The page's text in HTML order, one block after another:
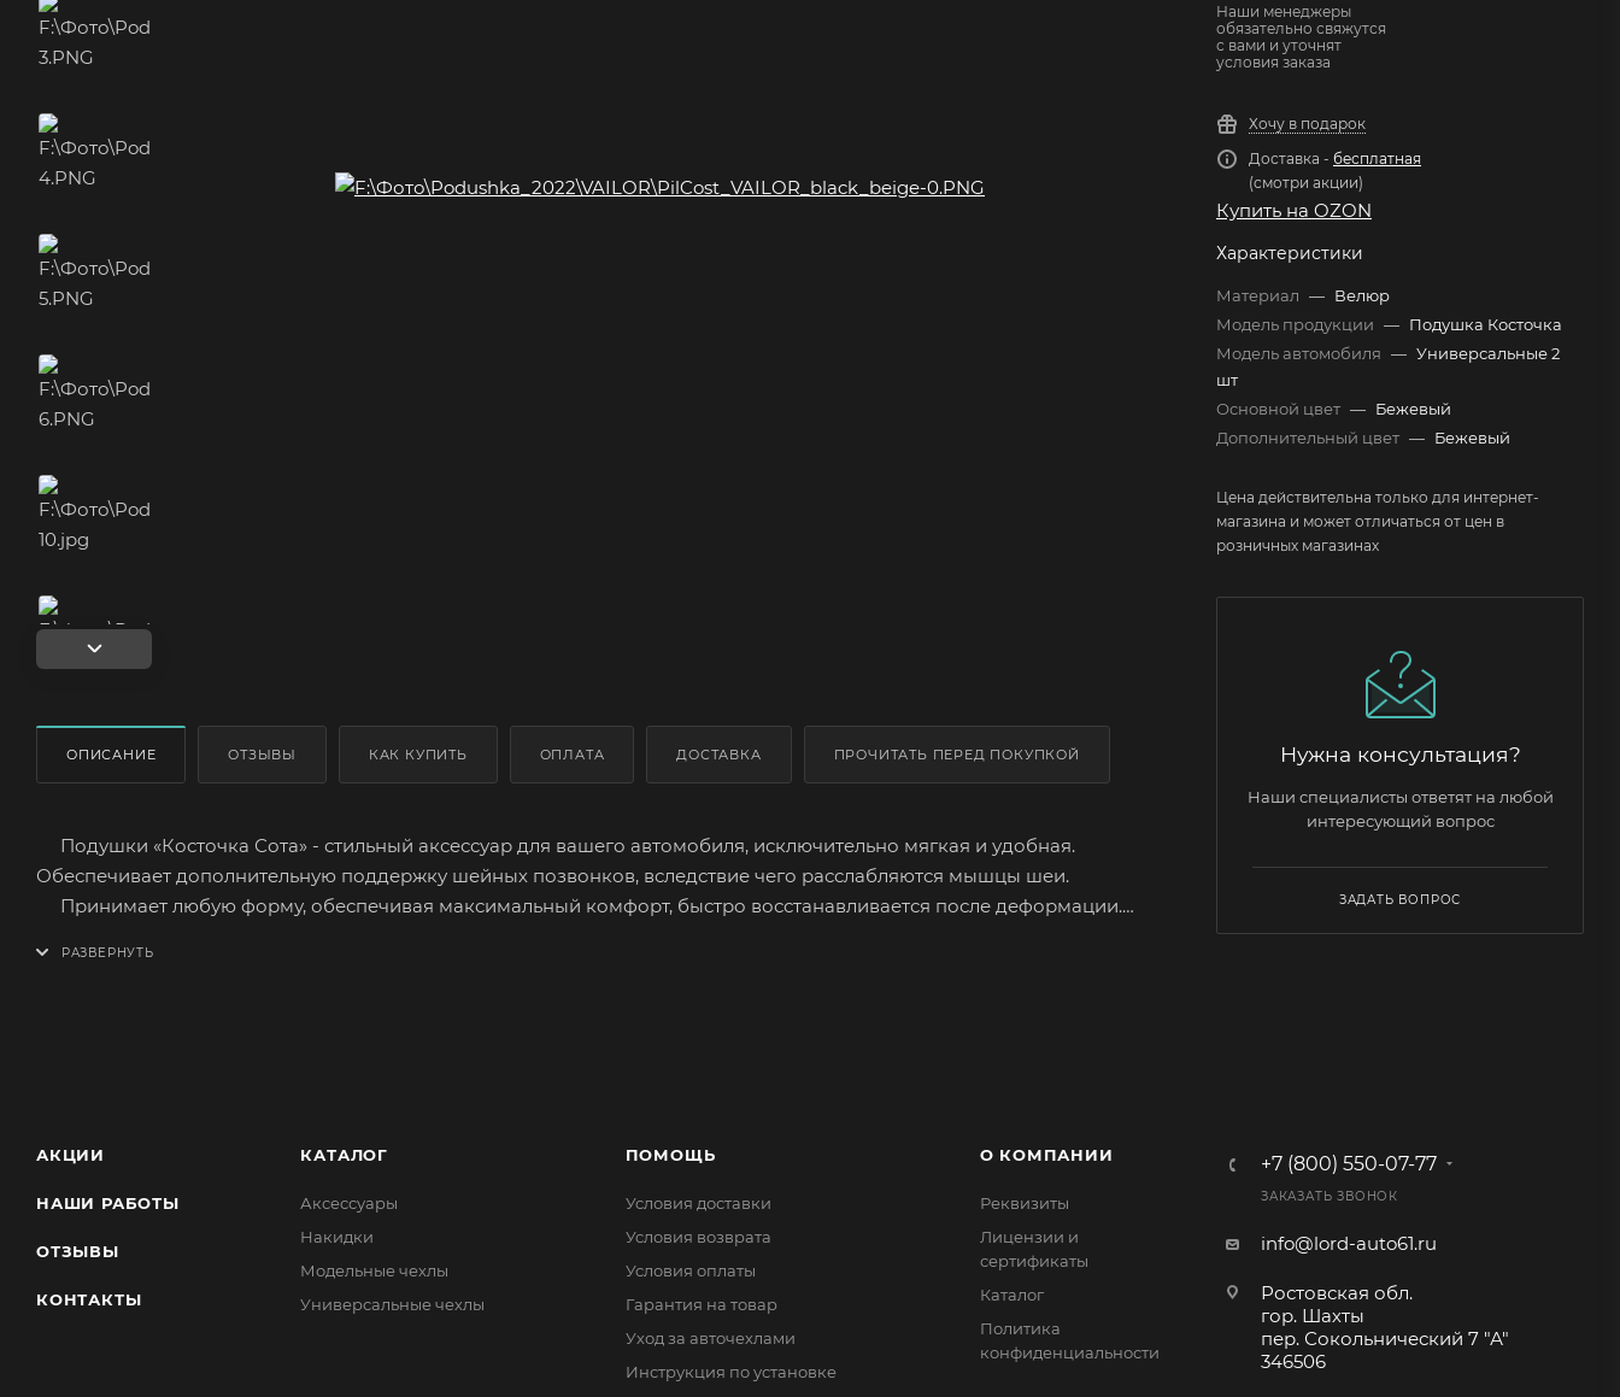
ОПИСАНИЕ ОТЗЫВЫ КАК КУПИТЬ ОПЛАТА ДОСТАВКА ПРОЧИТАТЬ ПЕРЕД ПОКУПКОЙ
Подушки «Косточка Сота» - стильный аксессуар для вашего автомобиля, исключительно мягкая и удобная.
Обеспечивает дополнительную поддержку шейных позвонков, вследствие чего расслабляются мышцы шеи.
Принимает любую форму, обеспечивая максимальный комфорт, быстро восстанавливается после деформации.
Наши менеджеры
обязательно свяжутся
с вами и уточнят
условия заказа
Хочу в подарок
Доставка - бесплатная
(смотри акции)
Купить на OZON
Характеристики
Материал — Велюр
Модель продукции — Подушка Косточка
Модель автомобиля — Универсальные 2
шт
Основной цвет — Бежевый
Дополнительный цвет — Бежевый
Цена действительна только для интернет-
магазина и может отличаться от цен в
розничных магазинах
Нужна консультация?
Наши специалисты ответят на любой
интересующий вопрос
ЗАДАТЬ ВОПРОС
АКЦИИ
НАШИ РАБОТЫ
ОТЗЫВЫ
КОНТАКТЫ
КАТАЛОГ
Аксессуары
Накидки
Модельные чехлы
Универсальные чехлы
ПОМОЩЬ
Условия доставки
Условия возврата
Условия оплаты
Гарантия на товар
Уход за авточехлами
Инструкция по установке
О КОМПАНИИ
Реквизиты
Лицензии и
сертификаты
Каталог
Политика
конфиденциальности
+7 (800) 550-07-77
ЗАКАЗАТЬ ЗВОНОК
info@lord-auto61.ru
Ростовская обл.
гор. Шахты
пер. Сокольнический 7 "А"
346506